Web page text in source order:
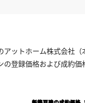
アットホーム株式会社
登録価格および成約価